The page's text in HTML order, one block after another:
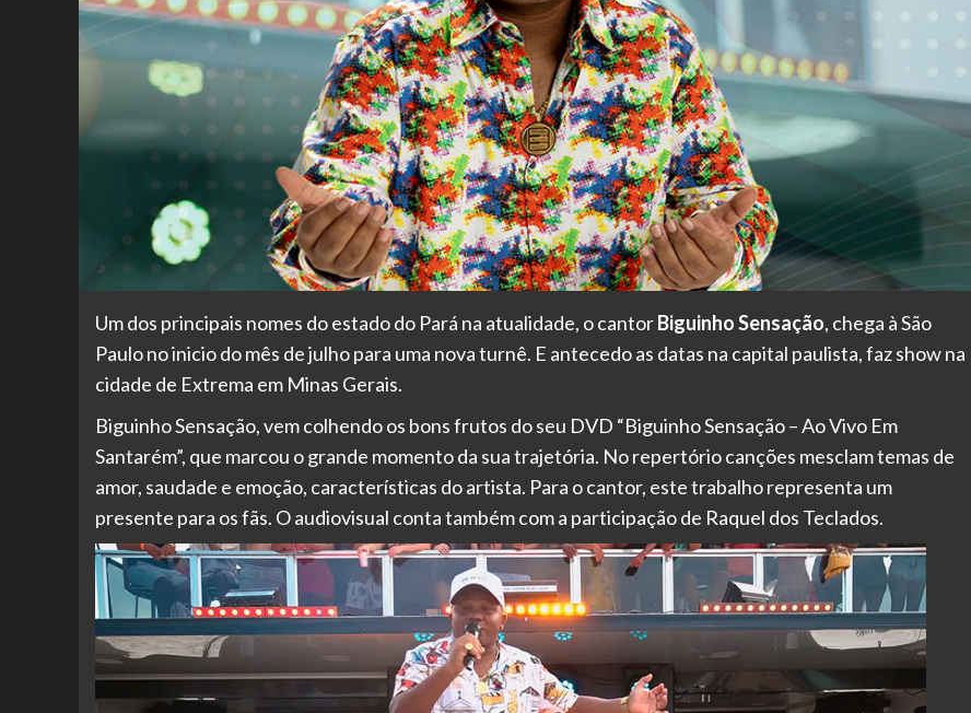
Um dos principais nomes do estado do Pará na atualidade, o cantorBiguinho Sensação, chega à São
Paulo no inicio do mês de julho para uma nova turnê. E antecedo as datas na capital paulista, faz show na
cidade de Extrema em Minas Gerais.
Biguinho Sensação, vem colhendo os bons frutos do seu DVD “Biguinho Sensação – Ao Vivo Em
Santarém”, que marcou o grande momento da sua trajetória. No repertório canções mesclam temas de
amor, saudade e emoção, características do artista. Para o cantor, este trabalho representa um
presente para os fãs. O audiovisual conta também com a participação de Raquel dos Teclados.